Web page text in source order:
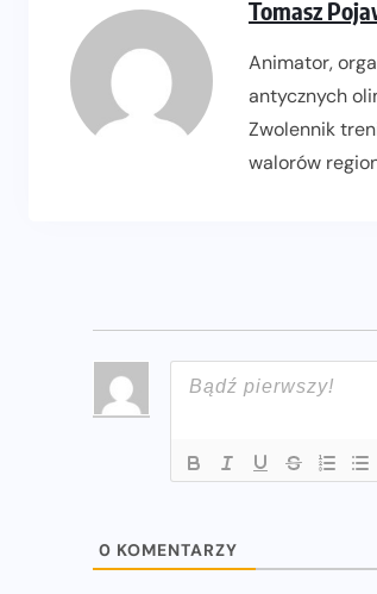
Tomasz
Animator,
antycznych
Zwolennik
walorów
0 KOMENTARZY